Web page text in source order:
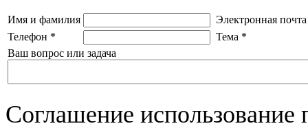
Имя и фамилия
Электронная почта
Телефон * Тема *
Ваш вопрос или задача
Соглашение